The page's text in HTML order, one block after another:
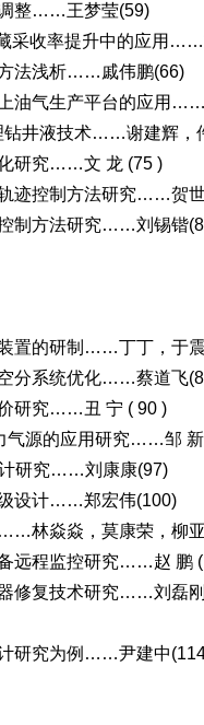
整……王梦莹(59)
采收率提升中的应用
法浅析……戚伟鹏(66)
油气生产平台的应用
钻井液技术……谢建辉，
研究……文 龙 (75 )
迹控制方法研究……贺
制方法研究……刘锡锴
置的研制……丁丁，于
分系统优化……蔡道飞
研究……丑 宁 ( 90 )
气源的应用研究……邹
研究……刘康康(97)
设计……郑宏伟(100)
林焱焱，莫康荣，柳
远程监控研究……赵 鹏
修复技术研究……刘磊
研究为例……尹建中